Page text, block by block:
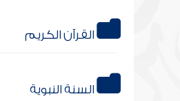
القرآن الكريم
السنة النبوية